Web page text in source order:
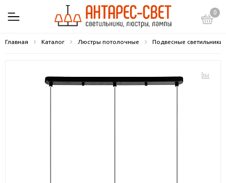
0
Главная Каталог Люстры потолочные Подвесные светильники